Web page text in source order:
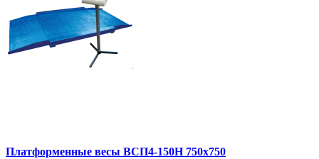
Платформенные весы ВСП4-150Н 750x750